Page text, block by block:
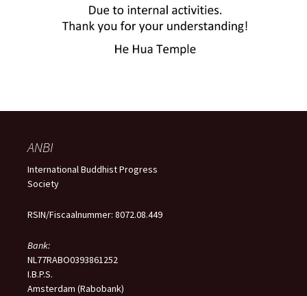
ANBI
International Buddhist Progress
Society
RSIN/Fiscaalnummer: 8072.08.449
Bank:
NL77RABO0393861252
I.B.P.S.
Amsterdam (Rabobank)